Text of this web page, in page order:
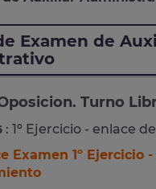
Examen de
Turno
: 1º Ejercicio - enlace
Examen 1º Ejercicio